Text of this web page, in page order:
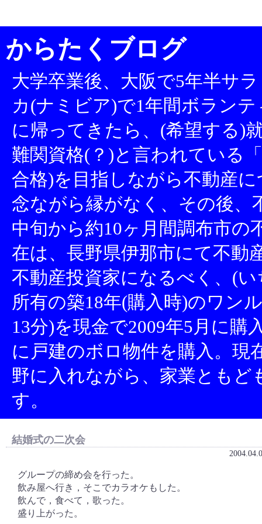
からたくブログ
大学卒業後、大阪で5年半サ
カ(ナミビア)で1年間ボラン
に帰ってきたら、(希望する)
難関資格(？)と言われている
合格)を目指しながら不動産
念ながら縁がなく、その後、
中旬から約10ヶ月間調布市の
在は、長野県伊那市にて不動
不動産投資家になるべく、(
所有の築18年(購入時)のワン
13分)を現金で2009年5月に購
に戸建のボロ物件を購入。現
野に入れながら、家業とも
す。
結婚式の二次会
グループの締め会を行った。
飲み屋へ行き，そこでカラオケもした。
飲んで，食べて，歌った。
盛り上がった。